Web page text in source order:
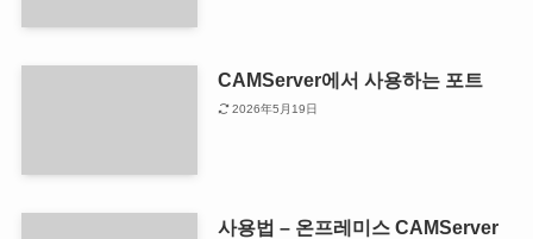
CAMServer에서 사용하는 포트
2026年5月19日
사용법 – 온프레미스 CAMServer